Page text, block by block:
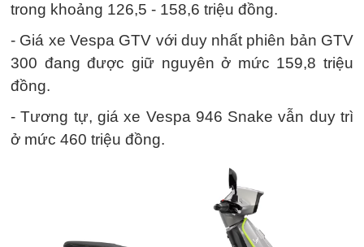
trong khoảng 126,5 - 158,6 triệu đồng.
- Giá xe Vespa GTV với duy nhất phiên bản GTV
300 đang được giữ nguyên ở mức 159,8 triệu
đồng.
- Tương tự, giá xe Vespa 946 Snake vẫn duy trì
ở mức 460 triệu đồng.